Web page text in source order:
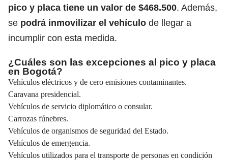
pico y placa tiene un valor de $468.500. Además,
se podrá inmovilizar el vehículo de llegar a
incumplir con esta medida.
¿Cuáles son las excepciones al pico y placa
en Bogotá?
Vehículos eléctricos y de cero emisiones contaminantes.
Caravana presidencial.
Vehículos de servicio diplomático o consular.
Carrozas fúnebres.
Vehículos de organismos de seguridad del Estado.
Vehículos de emergencia.
Vehículos utilizados para el transporte de personas en condición